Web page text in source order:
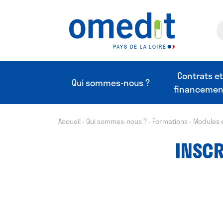
Qui sommes-nous ?
Contrats et
Accueil - Qui sommes-nous ?- Formations- Modules